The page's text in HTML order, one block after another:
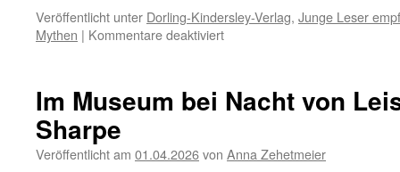
Veröffentlicht unter Dorling-Kindersley-Verlag, Junge Leser
Mythen | Kommentare deaktiviertfür
&
Im Museum bei Nacht von
Sharpe
Veröffentlicht am 01.04.2026von Anna Zehetmeier